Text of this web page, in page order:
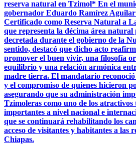
reserva natural en Tzimol* En el
gobernador Eduardo Ramírez Aguilar
Certificado como Reserva Natural a
que representa la décima área natural
decretada durante el gobierno de la
sentido, destacó que dicho acto
promover el buen vivir, una filosofía
equilibrio y una relación armónica
madre tierra. El mandatario
y el compromiso de quienes hicieron
asegurando que su administración
Tzimoleras como uno de los atractivos
importantes a nivel nacional e
que se continuará rehabilitando los
acceso de visitantes y habitantes a las
Chiapas.